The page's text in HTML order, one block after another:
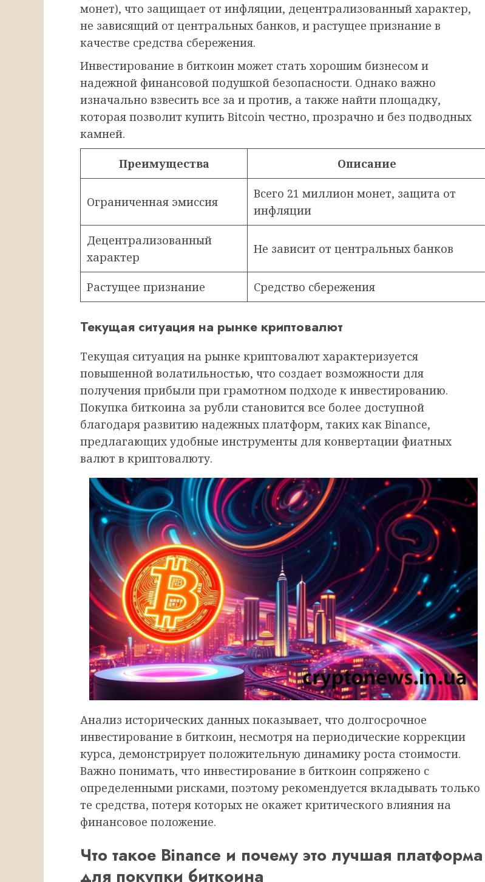
монет), что защищает от инфляции, децентрализованный характер,
не зависящий от центральных банков, и растущее признание в
качестве средства сбережения.
Инвестирование в биткоин может стать хорошим бизнесом и
надежной финансовой подушкой безопасности. Однако важно
изначально взвесить все за и против, а также найти площадку,
которая позволит купить Bitcoin честно, прозрачно и без подводных
камней.
Преимущества Описание
Ограниченная эмиссия
Всего 21 миллион монет, защита от
инфляции
Децентрализованный
характер
Не зависит от центральных банков
Растущее признание Средство сбережения
Текущая ситуация на рынке криптовалют
Текущая ситуация на рынке криптовалют характеризуется
повышенной волатильностью, что создает возможности для
получения прибыли при грамотном подходе к инвестированию.
Покупка биткоина за рубли становится все более доступной
благодаря развитию надежных платформ, таких как Binance,
предлагающих удобные инструменты для конвертации фиатных
валют в криптовалюту.
Анализ исторических данных показывает, что долгосрочное
инвестирование в биткоин, несмотря на периодические коррекции
курса, демонстрирует положительную динамику роста стоимости.
Важно понимать, что инвестирование в биткоин сопряжено с
определенными рисками, поэтому рекомендуется вкладывать только
те средства, потеря которых не окажет критического влияния на
финансовое положение.
Что такое Binance и почему это лучшая платформа
для покупки биткоина